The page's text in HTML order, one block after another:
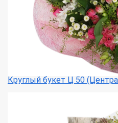
Круглый букет Ц 50